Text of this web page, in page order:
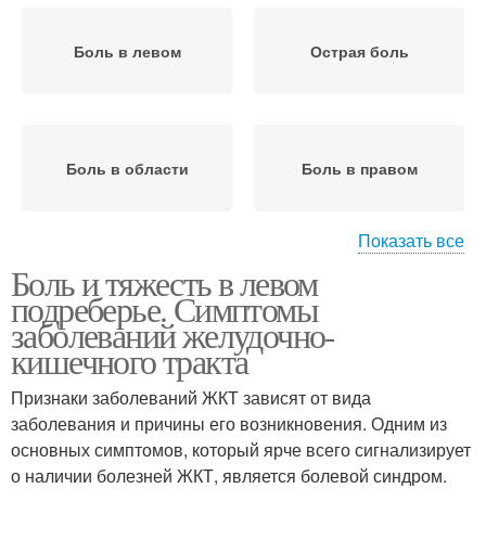
Боль в левом Острая боль
Боль в области Боль в правом
Боли в правом
Показать все
Боль и тяжесть в левом
подреберье. Симптомы
заболеваний желудочно-
кишечного тракта
Признаки заболеваний ЖКТ зависят от вида
заболевания и причины его возникновения. Одним из
основных симптомов, который ярче всего сигнализирует
о наличии болезней ЖКТ, является болевой синдром.